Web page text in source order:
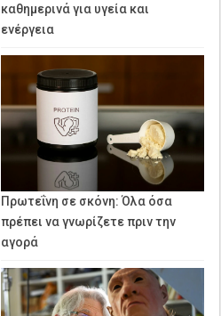
καθημερινά για υγεία και
ενέργεια
Πρωτεΐνη σε σκόνη: Όλα όσα
πρέπει να γνωρίζετε πριν την
αγορά